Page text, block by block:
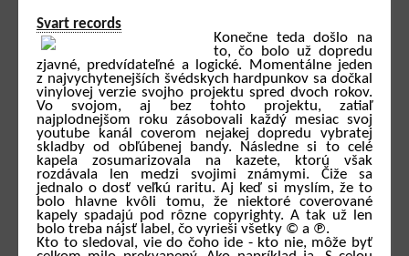
Svart records
Konečne teda došlo na
to, čo bolo už dopredu
zjavné, predvídateľné a logické. Momentálne jeden
z najvychytenejších švédskych hardpunkov sa dočkal
vinylovej verzie svojho projektu spred dvoch rokov.
Vo svojom, aj bez tohto projektu, zatiaľ
najplodnejšom roku zásobovali každý mesiac svoj
youtube kanál coverom nejakej dopredu vybratej
skladby od obľúbenej bandy. Následne si to celé
kapela zosumarizovala na kazete, ktorú však
rozdávala len medzi svojimi známymi. Čiže sa
jednalo o dosť veľkú raritu. Aj keď si myslím, že to
bolo hlavne kvôli tomu, že niektoré coverované
kapely spadajú pod rôzne copyrighty. A tak už len
bolo treba nájsť label, čo vyrieši všetky © a ℗.
Kto to sledoval, vie do čoho ide - kto nie, môže byť